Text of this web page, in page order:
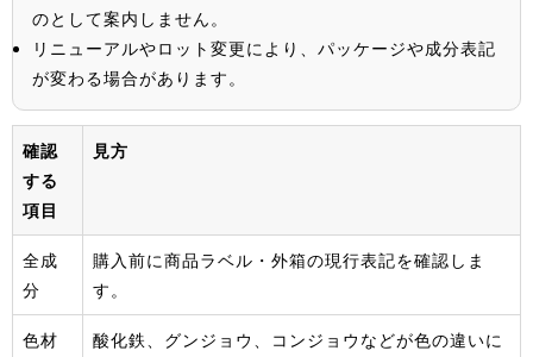
のとして案内しません。
リニューアルやロット変更により、パッケージや成分表記
が変わる場合があります。
確認
する
項目
見方
全成
分
購入前に商品ラベル・外箱の現行表記を確認しま
す。
色材
酸化鉄、グンジョウ、コンジョウなどが色の違いに